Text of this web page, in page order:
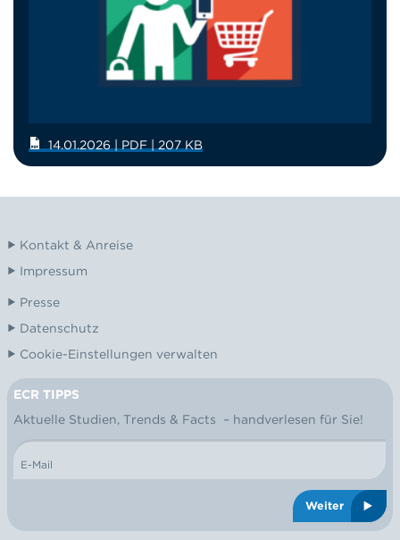
14.01.2026 | PDF | 207 KB
Kontakt & Anreise
Impressum
Presse
Datenschutz
Cookie-Einstellungen verwalten
NEWSLETTER
ECR TIPPS
Aktuelle Studien, Trends & Facts – handverlesen für Sie!
E-Mail
Weiter